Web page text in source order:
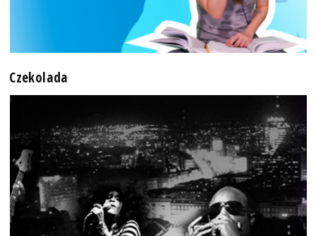
Czekolada